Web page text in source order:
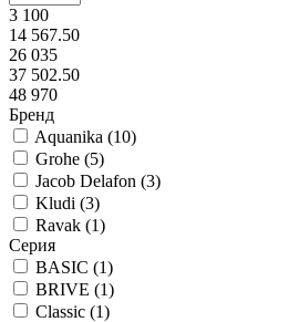
3 100
14 567.50
26 035
37 502.50
48 970
Бренд
Aquanika (10)
Grohe (5)
Jacob Delafon (3)
Kludi (3)
Ravak (1)
Серия
BASIC (1)
BRIVE (1)
Classic (1)